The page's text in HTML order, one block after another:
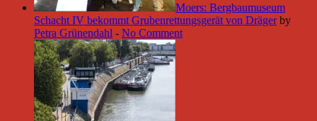
Moers: Bergbaumuseum
Schacht IV bekommt Grubenrettungsgerät von Dräger by
Petra Grünendahl - No Comment